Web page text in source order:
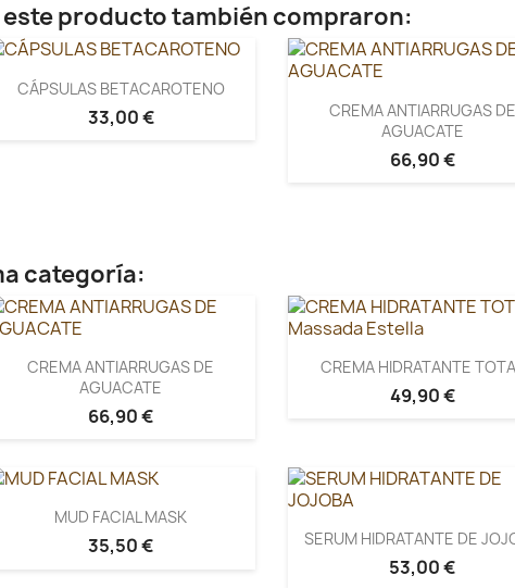
producto también compraron:
CÁPSULAS BETACAROTENO
33,00 €
CREMA ANTIARRUGAS DE
AGUACATE
66,90 €
categoría:
CREMA ANTIARRUGAS DE
AGUACATE
66,90 €
CREMA HIDRATANTE
49,90 €
MUD FACIAL MASK
35,50 € SERUM HIDRATANTE DE
53,00 €